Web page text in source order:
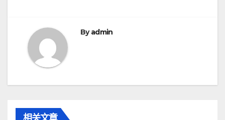
Byadmin